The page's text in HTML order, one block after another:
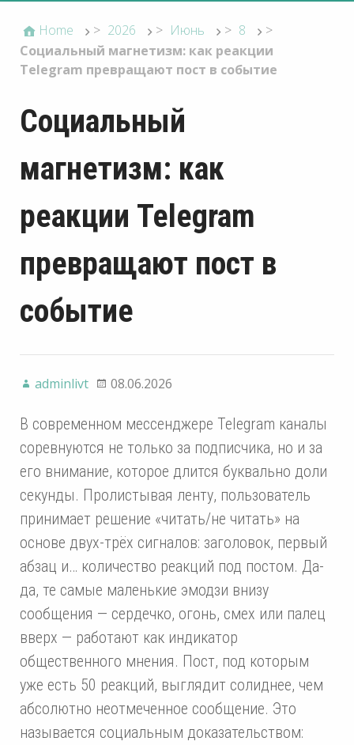
Home > 2026 > Июнь > 8
>
Социальный магнетизм: как реакции
Telegram превращают пост в событие
Социальный
магнетизм: как
реакции Telegram
превращают пост в
событие
adminlivt 08.06.2026
В современном мессенджере Telegram каналы
соревнуются не только за подписчика, но и за
его внимание, которое длится буквально доли
секунды. Пролистывая ленту, пользователь
принимает решение «читать/не читать» на
основе двух-трёх сигналов: заголовок, первый
абзац и… количество реакций под постом. Да-
да, те самые маленькие эмодзи внизу
сообщения — сердечко, огонь, смех или палец
вверх — работают как индикатор
общественного мнения. Пост, под которым
уже есть 50 реакций, выглядит солиднее, чем
абсолютно неотмеченное сообщение. Это
называется социальным доказательством: